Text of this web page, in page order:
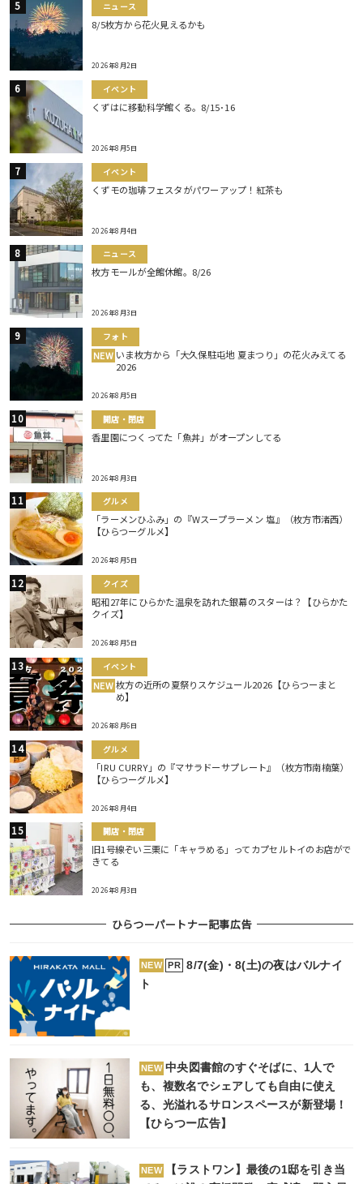
ニュース
8/5枚方から花火見えるかも
2026年8月2日
イベント
くずはに移動科学館くる。8/15･16
2026年8月5日
イベント
くずモの珈琲フェスタがパワーアップ！紅茶も
2026年8月4日
ニュース
枚方モールが全館休館。8/26
2026年8月3日
フォト
NEW いま枚方から「大久保駐屯地 夏まつり」の花火みえてる
2026
2026年8月5日
開店・閉店
香里園につくってた「魚丼」がオープンしてる
2026年8月3日
グルメ
「ラーメンひふみ」の『Wスープラーメン 塩』（枚方市渚西）
【ひらつーグルメ】
2026年8月5日
クイズ
昭和27年にひらかた温泉を訪れた銀幕のスターは？【ひらかた
クイズ】
2026年8月5日
イベント
NEW 枚方の近所の夏祭りスケジュール2026【ひらつーまと
め】
2026年8月6日
グルメ
「IRU CURRY」の『マサラドーサプレート』（枚方市南楠葉）
【ひらつーグルメ】
2026年8月4日
開店・閉店
旧1号線ぞい三栗に「キャラめる」ってカプセルトイのお店がで
きてる
2026年8月3日
ひらつーパートナー記事広告
NEW PR
8/7(金)・8(土)の夜はバルナイ
ト
NEW 中央図書館のすぐそばに、1人で
も、複数名でシェアしても自由に使え
る、光溢れるサロンスペースが新登場！
【ひらつー広告】
NEW
【ラストワン】最後の1邸を引き当